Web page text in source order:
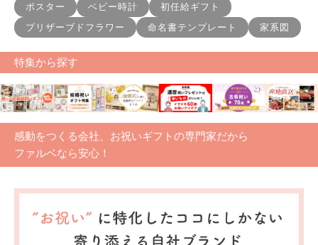
ポスター ベビー時計
初任給ギフト
プリザーブドフラワー
命名書テンプレート 家系図
特集から探す
感動をつくる会社、お祝いギフトの専門家だから
ファルベなら安心！